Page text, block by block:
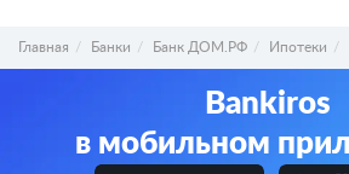
Главная Банки Банк ДОМ.РФ Ипотеки
Bankiros
в